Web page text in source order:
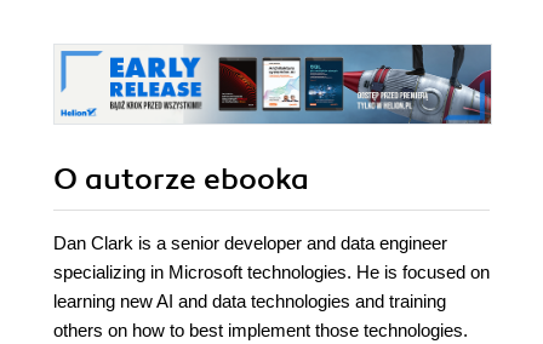
O autorze ebooka
Dan Clark is a senior developer and data engineer
specializing in Microsoft technologies. He is focused on
learning new AI and data technologies and training
others on how to best implement those technologies.